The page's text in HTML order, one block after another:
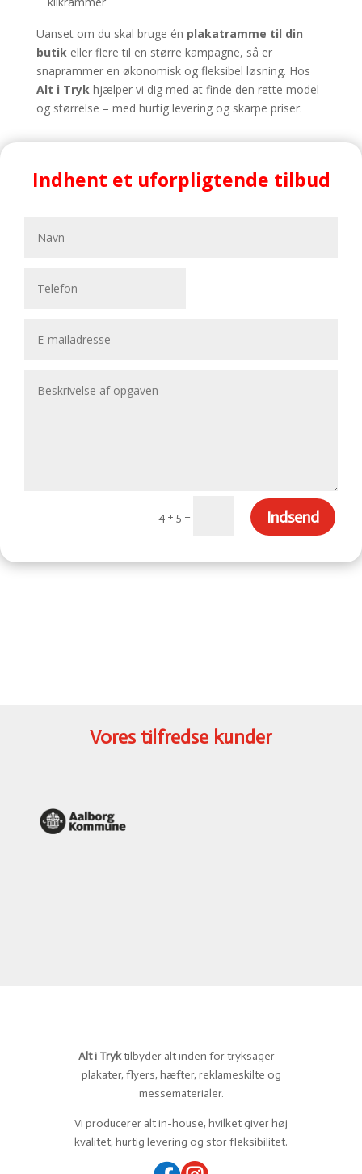
Uanset om du skal bruge én plakatramme til din
butik eller flere til en større kampagne, så er
snaprammer en økonomisk og fleksibel løsning. Hos
Alt i Tryk hjælper vi dig med at finde den rette model
og størrelse – med hurtig levering og skarpe priser.
Indhent et uforpligtende tilbud
4 + 5 = Indsend
Vores tilfredse kunder
Alt i Tryktilbyder alt inden for tryksager –
plakater, flyers, hæfter, reklameskilte og
messematerialer.
Vi producerer alt in-house, hvilket giver høj
kvalitet, hurtig levering og stor fleksibilitet.